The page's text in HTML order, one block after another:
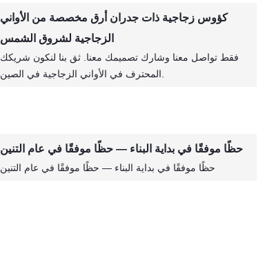
كؤوس زجاجية ذات جدران أرق مخصصة من الأواني
الزجاجية لشروق الشمس
فقط تواصل معنا وشارك تصميمك معنا. ثق بنا لنكون شريكك
حظًا موفقًا في بداية البناء — حظًا موفقًا في عام التنين
حظًا موفقًا في بداية البناء — حظًا موفقًا في عام التنين